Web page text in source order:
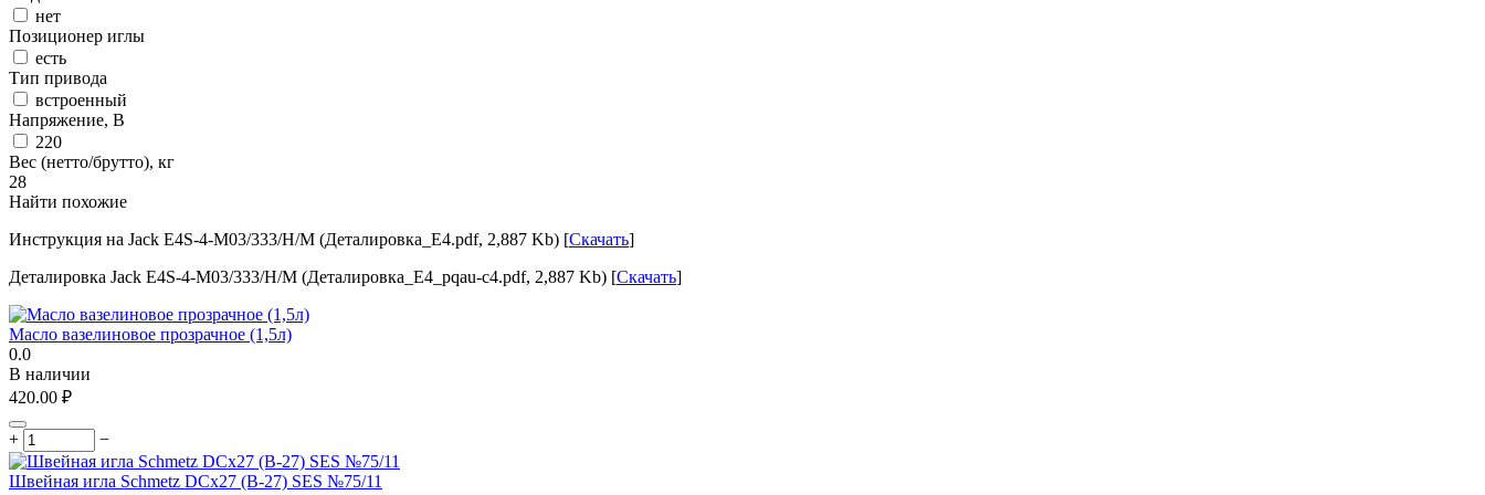
нет
Позиционер иглы
есть
Тип привода
встроенный
Напряжение, В
220
Вес (нетто/брутто), кг
28
Найти похожие
Инструкция на Jack E4S-4-M03/333/Н/М (Деталировка_E4.pdf, 2,887 Kb) [Скачать]
Деталировка Jack E4S-4-M03/333/Н/М (Деталировка_E4_pqau-c4.pdf, 2,887 Kb) [Скачать]
Масло вазелиновое прозрачное (1,5л)
0.0
В наличии
420.00 ₽
+ −
Швейная игла Schmetz DCx27 (B-27) SES №75/11